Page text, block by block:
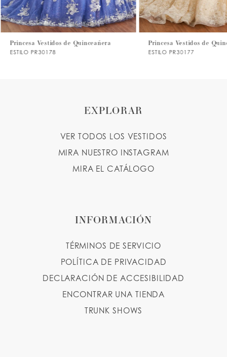
6
7
8
Princesa Vestidos de Quinceañera
ESTILO PR30178
Princesa Vestidos de
ESTILO PR30177
EXPLORAR
VER TODOS LOS VESTIDOS
MIRA NUESTRO INSTAGRAM
MIRA EL CATÁLOGO
INFORMACIÓN
TÉRMINOS DE SERVICIO
POLÍTICA DE PRIVACIDAD
DECLARACIÓN DE ACCESIBILIDAD
ENCONTRAR UNA TIENDA
TRUNK SHOWS